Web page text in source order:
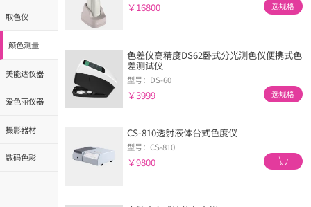
取色仪
颜色测量
美能达仪器
爱色丽仪器
摄影器材
数码色彩
￥16800 选规格
色差仪高精度DS62卧式分光测色仪便携式色
差测试仪
型号：DS-60
￥3999 选规格
CS-810透射液体台式色度仪
型号：CS-810
￥9800